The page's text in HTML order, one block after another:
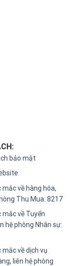
bảo mật
về hàng hóa,
Thu Mua: 8217
mắc về Tuyển
hệ phòng Nhân sự:
mắc về dịch vụ
liên hệ phòng